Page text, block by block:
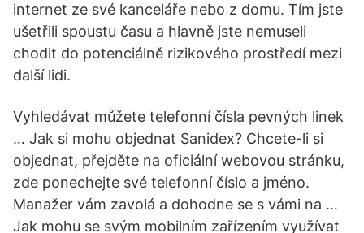
internet ze své kanceláře nebo z domu. Tím jste
ušetřili spoustu času a hlavně jste nemuseli
chodit do potenciálně rizikového prostředí mezi
další lidi.
Vyhledávat můžete telefonní čísla pevných linek
… Jak si mohu objednat Sanidex? Chcete-li si
objednat, přejděte na oficiální webovou stránku,
zde ponechejte své telefonní číslo a jméno.
Manažer vám zavolá a dohodne se s vámi na …
Jak mohu se svým mobilním zařízením využívat